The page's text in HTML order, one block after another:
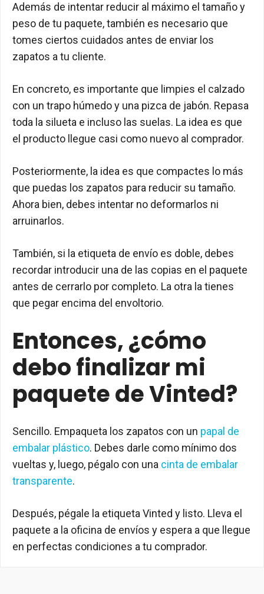
Además de intentar reducir al máximo el tamaño y
peso de tu paquete, también es necesario que
tomes ciertos cuidados antes de enviar los
zapatos a tu cliente.
En concreto, es importante que limpies el calzado
con un trapo húmedo y una pizca de jabón. Repasa
toda la silueta e incluso las suelas. La idea es que
el producto llegue casi como nuevo al comprador.
Posteriormente, la idea es que compactes lo más
que puedas los zapatos para reducir su tamaño.
Ahora bien, debes intentar no deformarlos ni
arruinarlos.
También, si la etiqueta de envío es doble, debes
recordar introducir una de las copias en el paquete
antes de cerrarlo por completo. La otra la tienes
que pegar encima del envoltorio.
Entonces, ¿cómo
debo finalizar mi
paquete de Vinted?
Sencillo. Empaqueta los zapatos con un papal de
embalar plástico. Debes darle como mínimo dos
vueltas y, luego, pégalo con una cinta de embalar
transparente.
Después, pégale la etiqueta Vinted y listo. Lleva el
paquete a la oficina de envíos y espera a que llegue
en perfectas condiciones a tu comprador.